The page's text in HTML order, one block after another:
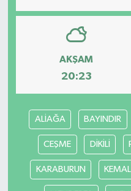
AKŞAM
20:23
ALİAĞA BAYINDIR
CEŞME DİKİLİ
KARABURUN